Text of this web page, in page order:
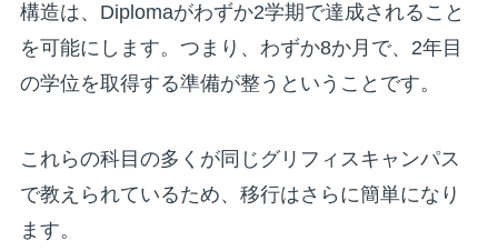
構造は、Diplomaがわずか2学期で達成されること
を可能にします。つまり、わずか8か月で、2年目
の学位を取得する準備が整うということです。
これらの科目の多くが同じグリフィスキャンパス
で教えられているため、移行はさらに簡単になり
ます。